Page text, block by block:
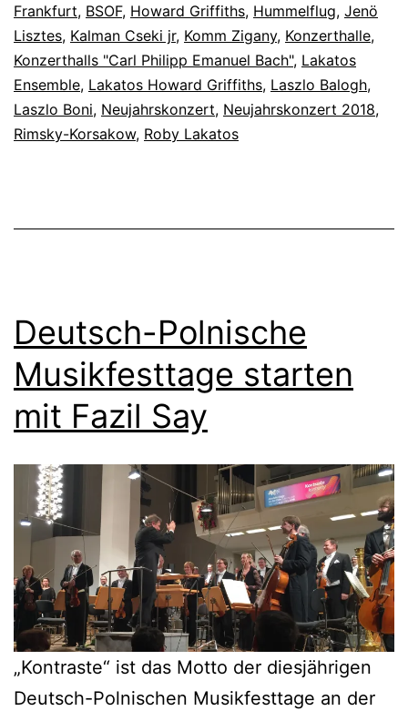
Frankfurt, BSOF, Howard Griffiths, Hummelflug, Jenö
Lisztes, Kalman Cseki jr, Komm Zigany, Konzerthalle,
Konzerthalls "Carl Philipp Emanuel Bach", Lakatos
Ensemble, Lakatos Howard Griffiths, Laszlo Balogh,
Laszlo Boni, Neujahrskonzert, Neujahrskonzert 2018,
Rimsky-Korsakow, Roby Lakatos
Deutsch-Polnische
Musikfesttage starten
mit Fazil Say
„Kontraste“ ist das Motto der diesjährigen
Deutsch-Polnischen Musikfesttage an der